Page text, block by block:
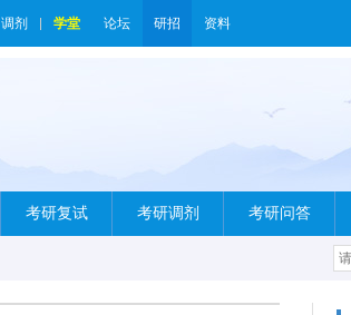
调剂 学堂 论坛 研招 资料
考研复试 考研调剂 考研问答